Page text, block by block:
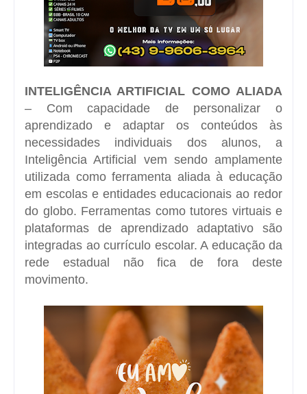
INTELIGÊNCIA ARTIFICIAL COMO ALIADA
– Com capacidade de personalizar o
aprendizado e adaptar os conteúdos às
necessidades individuais dos alunos, a
Inteligência Artificial vem sendo amplamente
utilizada como ferramenta aliada à educação
em escolas e entidades educacionais ao redor
do globo. Ferramentas como tutores virtuais e
plataformas de aprendizado adaptativo são
integradas ao currículo escolar. A educação da
rede estadual não fica de fora deste
movimento.